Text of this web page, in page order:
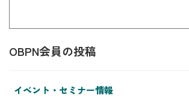
OBPN会員の投稿
イベント・セミナー情報